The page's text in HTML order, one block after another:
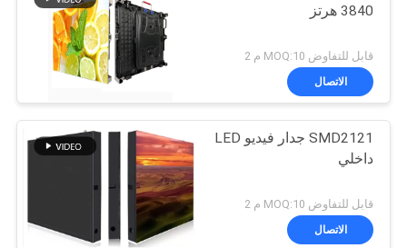
3840 هرتز
قابل للتفاوض MOQ:10 م 2
الاتصال
SMD2121 جدار فيديو LED
داخلي
قابل للتفاوض MOQ:10 م 2
الاتصال